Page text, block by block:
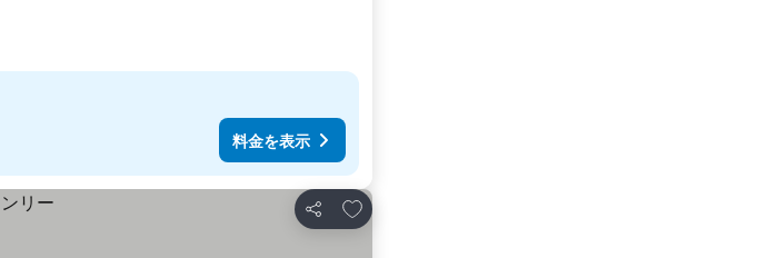
料金を表示
シェア
お気に入りに追加